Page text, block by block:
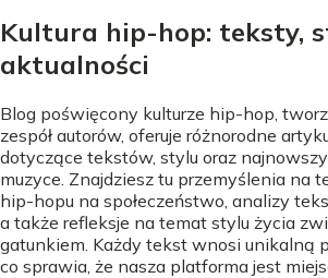
Kultura hip-hop: teksty,
aktualności
Blog poświęcony kulturze hip-hop,
zespół autorów, oferuje różnorodne
dotyczące tekstów, stylu oraz
muzyce. Znajdziesz tu przemyślenia na
hip-hopu na społeczeństwo, analizy
a także refleksje na temat stylu życia
gatunkiem. Każdy tekst wnosi unikalną
co sprawia, że nasza platforma jest